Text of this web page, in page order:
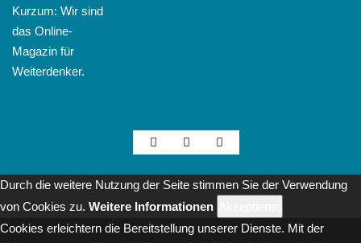
Kurzum: Wir sind
das Online-
Magazin für
Weiterdenker.
Durch die weitere Nutzung der Seite stimmen Sie der Verwendung
von Cookies zu. Weitere Informationen
Cookies erleichtern die Bereitstellung unserer Dienste. Mit der